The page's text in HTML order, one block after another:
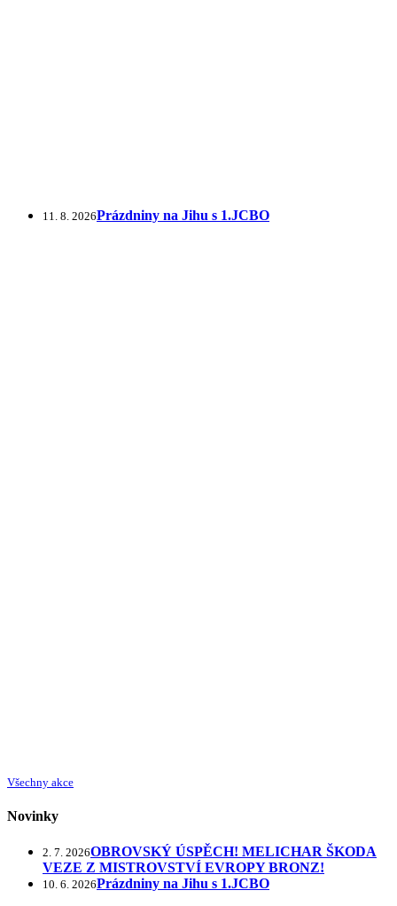
11. 8. 2026Prázdniny na Jihu s 1.JCBO
Všechny akce
Novinky
2. 7. 2026OBROVSKÝ ÚSPĚCH! MELICHAR ŠKODA
VEZE Z MISTROVSTVÍ EVROPY BRONZ!
10. 6. 2026Prázdniny na Jihu s 1.JCBO